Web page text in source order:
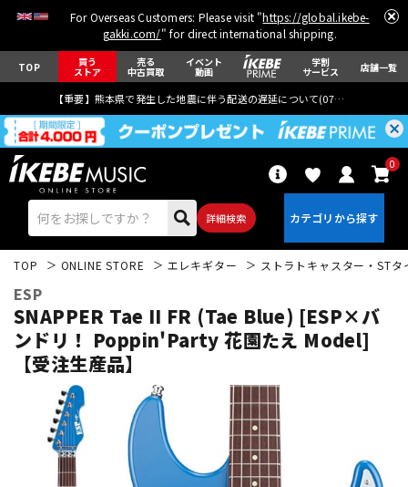
For Overseas Customers: Please visit "https://global.ikebe-
gakki.com/" for direct international shipping.
TOP 買う
ストア
売る
中古買取
イベント
動画
学割
サービス 店舗一覧
【重要】熊本県で発生した地震に伴う配送の遅延について(07月29日
詳細検索
0
エレキギター
ベース ウクレレ
TOP ONLINE STORE エレキギター ストラトキャスター・STタ
ESP
SNAPPER Tae II FR (Tae Blue) [ESP×バ
ンドリ！ Poppin'Party 花園たえ Model]
【受注生産品】